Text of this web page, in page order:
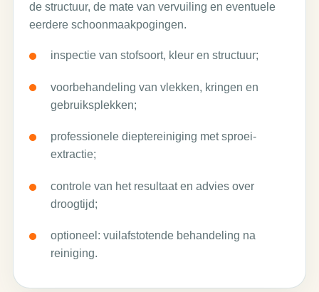
de structuur, de mate van vervuiling en eventuele
eerdere schoonmaakpogingen.
inspectie van stofsoort, kleur en structuur;
voorbehandeling van vlekken, kringen en
gebruiksplekken;
professionele dieptereiniging met sproei-
extractie;
controle van het resultaat en advies over
droogtijd;
optioneel: vuilafstotende behandeling na
reiniging.